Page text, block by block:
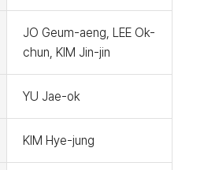
JO Geum-aeng, LEE Ok-
chun, KIM Jin-jin
YU Jae-ok
KIM Hye-jung